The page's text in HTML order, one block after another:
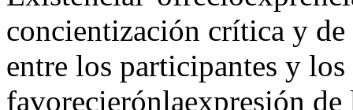
concientización crítica y
entre los participantes y
favorecierónlaexpresión de